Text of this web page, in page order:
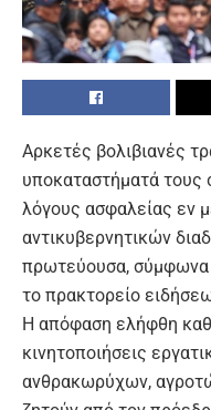
Αρκετές βολιβιανές
υποκαταστήματά τους
λόγους ασφαλείας εν
αντικυβερνητικών
πρωτεύουσα, σύμφωνα
το πρακτορείο
Η απόφαση ελήφθη
κινητοποιήσεις
ανθρακωρύχων,